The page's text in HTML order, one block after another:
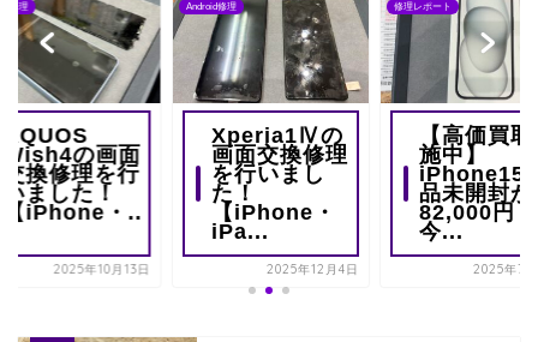
修理
AQUOS
Wish4の画面
交換修理を行
いました！
【iPhone・..
2025年10月13日
Android修理
Xperia1Ⅳの
画面交換修理
を行いまし
た！
【iPhone・
iPa...
2025年12月4日
修理レポート
【高価買
施中】
iPhone15
品未開封が
82,000円！
今...
2025年7